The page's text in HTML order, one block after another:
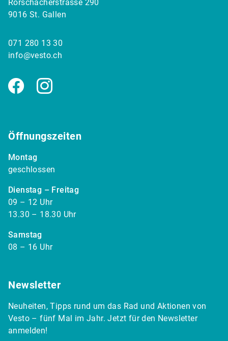
Rorschacherstrasse 290
9016 St. Gallen
071 280 13 30
info@vesto.ch
FacebookInstagram
Öffnungszeiten
Montag
geschlossen
Dienstag – Freitag
09 – 12 Uhr
13.30 – 18.30 Uhr
Samstag
08 – 16 Uhr
Newsletter
Neuheiten, Tipps rund um das Rad und Aktionen von
Vesto – fünf Mal im Jahr. Jetzt für den Newsletter
anmelden!